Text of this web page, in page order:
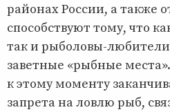
районах России, а также
способствуют тому, что
так и рыболовы-
заветные «рыбные
к этому моменту
запрета на ловлю рыб,